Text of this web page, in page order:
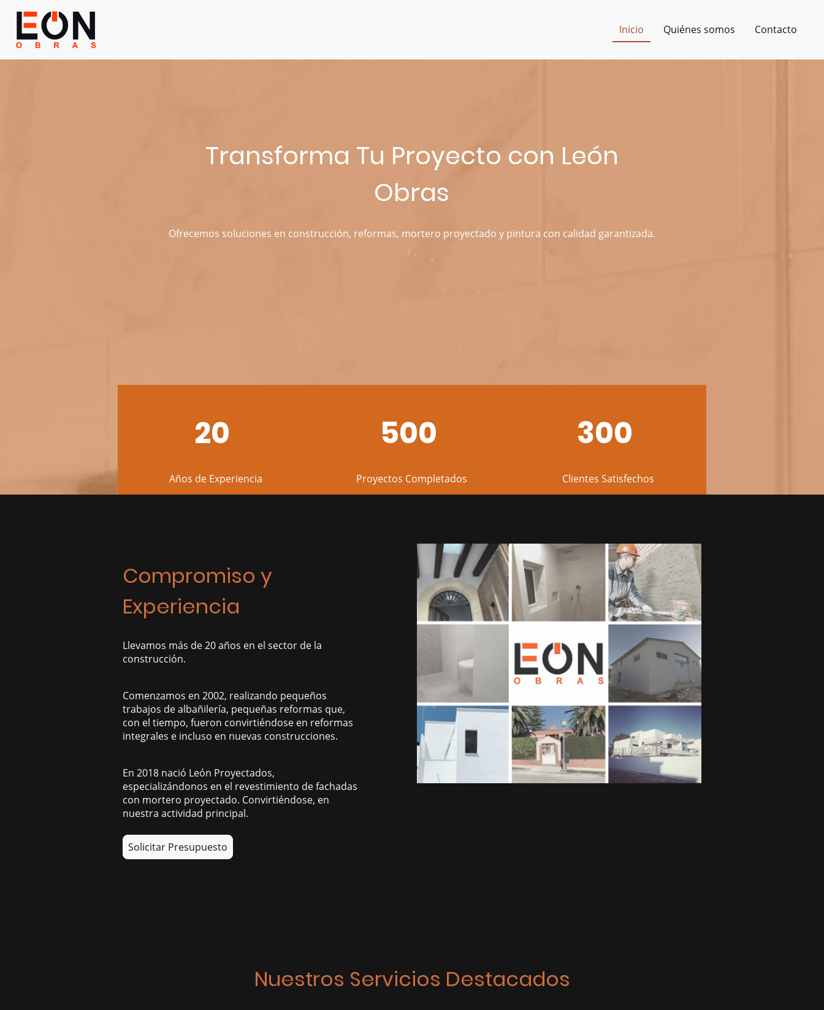
Inicio Quiénes somos Contacto
Transforma Tu Proyecto con León
Obras
Ofrecemos soluciones en construcción, reformas, mortero proyectado y pintura con calidad garantizada.
20
Años de Experiencia
500
Proyectos Completados
300
Clientes Satisfechos
Compromiso y
Experiencia
Llevamos más de 20 años en el sector de la
construcción.
Comenzamos en 2002, realizando pequeños
trabajos de albañilería, pequeñas reformas que,
con el tiempo, fueron convirtiéndose en reformas
integrales e incluso en nuevas construcciones.
En 2018 nació León Proyectados,
especializándonos en el revestimiento de fachadas
con mortero proyectado. Convirtiéndose, en
nuestra actividad principal.
Solicitar Presupuesto
Nuestros Servicios Destacados